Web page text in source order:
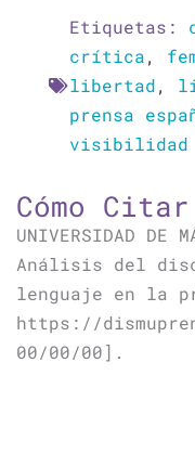
Etiquetas:
crítica,
libertad,
prensa
visibilidad
Cómo Citar
UNIVERSIDAD DE
Análisis del
lenguaje en la
https://
00/00/00].